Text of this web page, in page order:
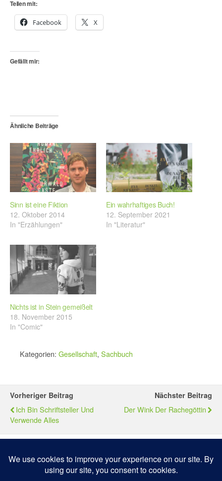
Teilen mit:
Facebook X
Gefällt mir:
Ähnliche Beiträge
Sinn ist eine Fiktion
12. Oktober 2014
In "Erzählungen"
Ein wahrhaftiges Buch!
12. September 2021
In "Literatur"
Nichts ist in Stein gemeißelt
18. November 2015
In "Comic"
Kategorien: Gesellschaft, Sachbuch
Vorheriger Beitrag
Ich Bin Schriftsteller Und
Verwende Alles
Nächster Beitrag
Der Wink Der Rachegöttin
Zum Seitenanfang